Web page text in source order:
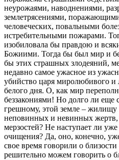
неурожаями, наводнениями,
землетрясениями,
человеческих, повальными
истребительными пожарами.
изобиловала бы правдою и
Божиими. Тогда бы был мир и
бы этих страшных злодеяний,
недавно самое ужасное из
убийство царя миролюбивого и
белого дня. О, как мир
беззакониями! Но долго ли еще
грешному, этой земле –
неповинных и невинных жертв,
мерзостей? Не наступает ли
очищения? Да, оно, конечно,
свое время говорили о
решительно можем говорить о